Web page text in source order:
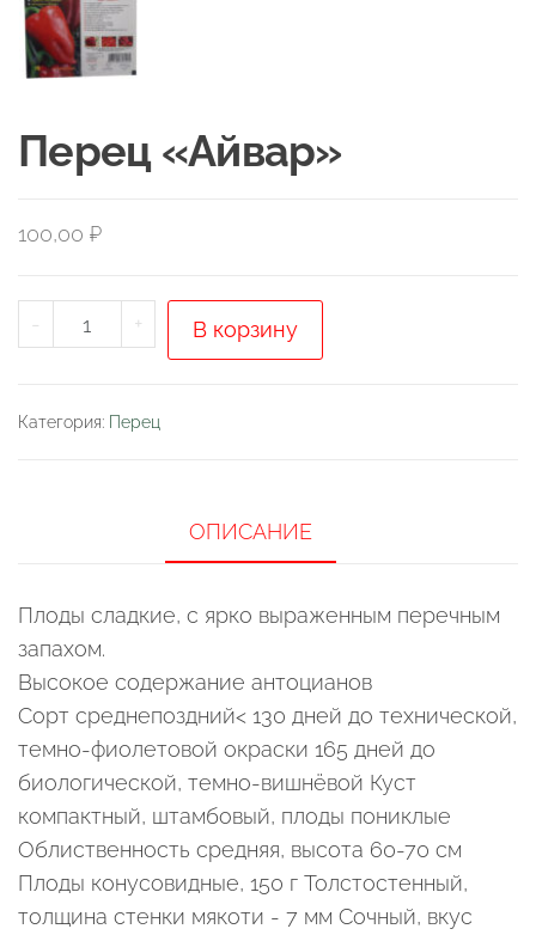
Перец «Айвар»
100,00 ₽
-
Количество
товара
"Айвар"
+ В корзину
Категория: Перец
ОПИСАНИЕ
Плоды сладкие, с ярко выраженным перечным
запахом.
Высокое содержание антоцианов
Сорт среднепоздний< 130 дней до технической,
темно-фиолетовой окраски 165 дней до
биологической, темно-вишнёвой Куст
компактный, штамбовый, плоды пониклые
Облиственность средняя, высота 60-70 см
Плоды конусовидные, 150 г Толстостенный,
толщина стенки мякоти - 7 мм Сочный, вкус